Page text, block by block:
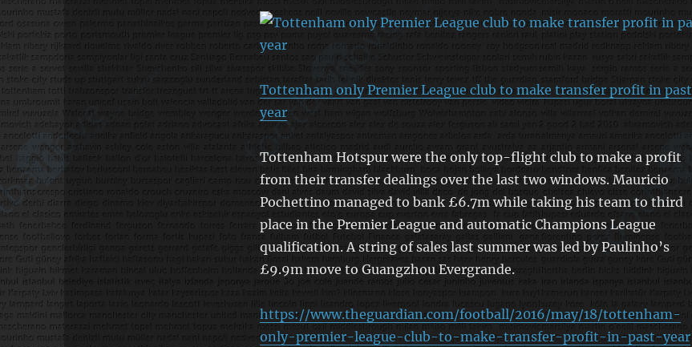
Tottenham only Premier League club to make transfer profit in past
year
Tottenham Hotspur were the only top-flight club to make a profit
from their transfer dealings over the last two windows. Mauricio
Pochettino managed to bank £6.7m while taking his team to third
place in the Premier League and automatic Champions League
qualification. A string of sales last summer was led by Paulinho’s
£9.9m move to Guangzhou Evergrande.
https://www.theguardian.com/football/2016/may/18/tottenham-
only-premier-league-club-to-make-transfer-profit-in-past-year